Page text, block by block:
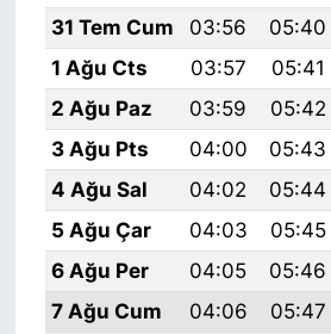
31 Tem Cum
03:56 05:40
1 Ağu Cts
03:57 05:41
2 Ağu Paz
03:59 05:42
3 Ağu Pts
04:00 05:43
4 Ağu Sal
04:02 05:44
5 Ağu Çar
04:03 05:45
6 Ağu Per
04:05 05:46
7 Ağu Cum
04:06 05:47